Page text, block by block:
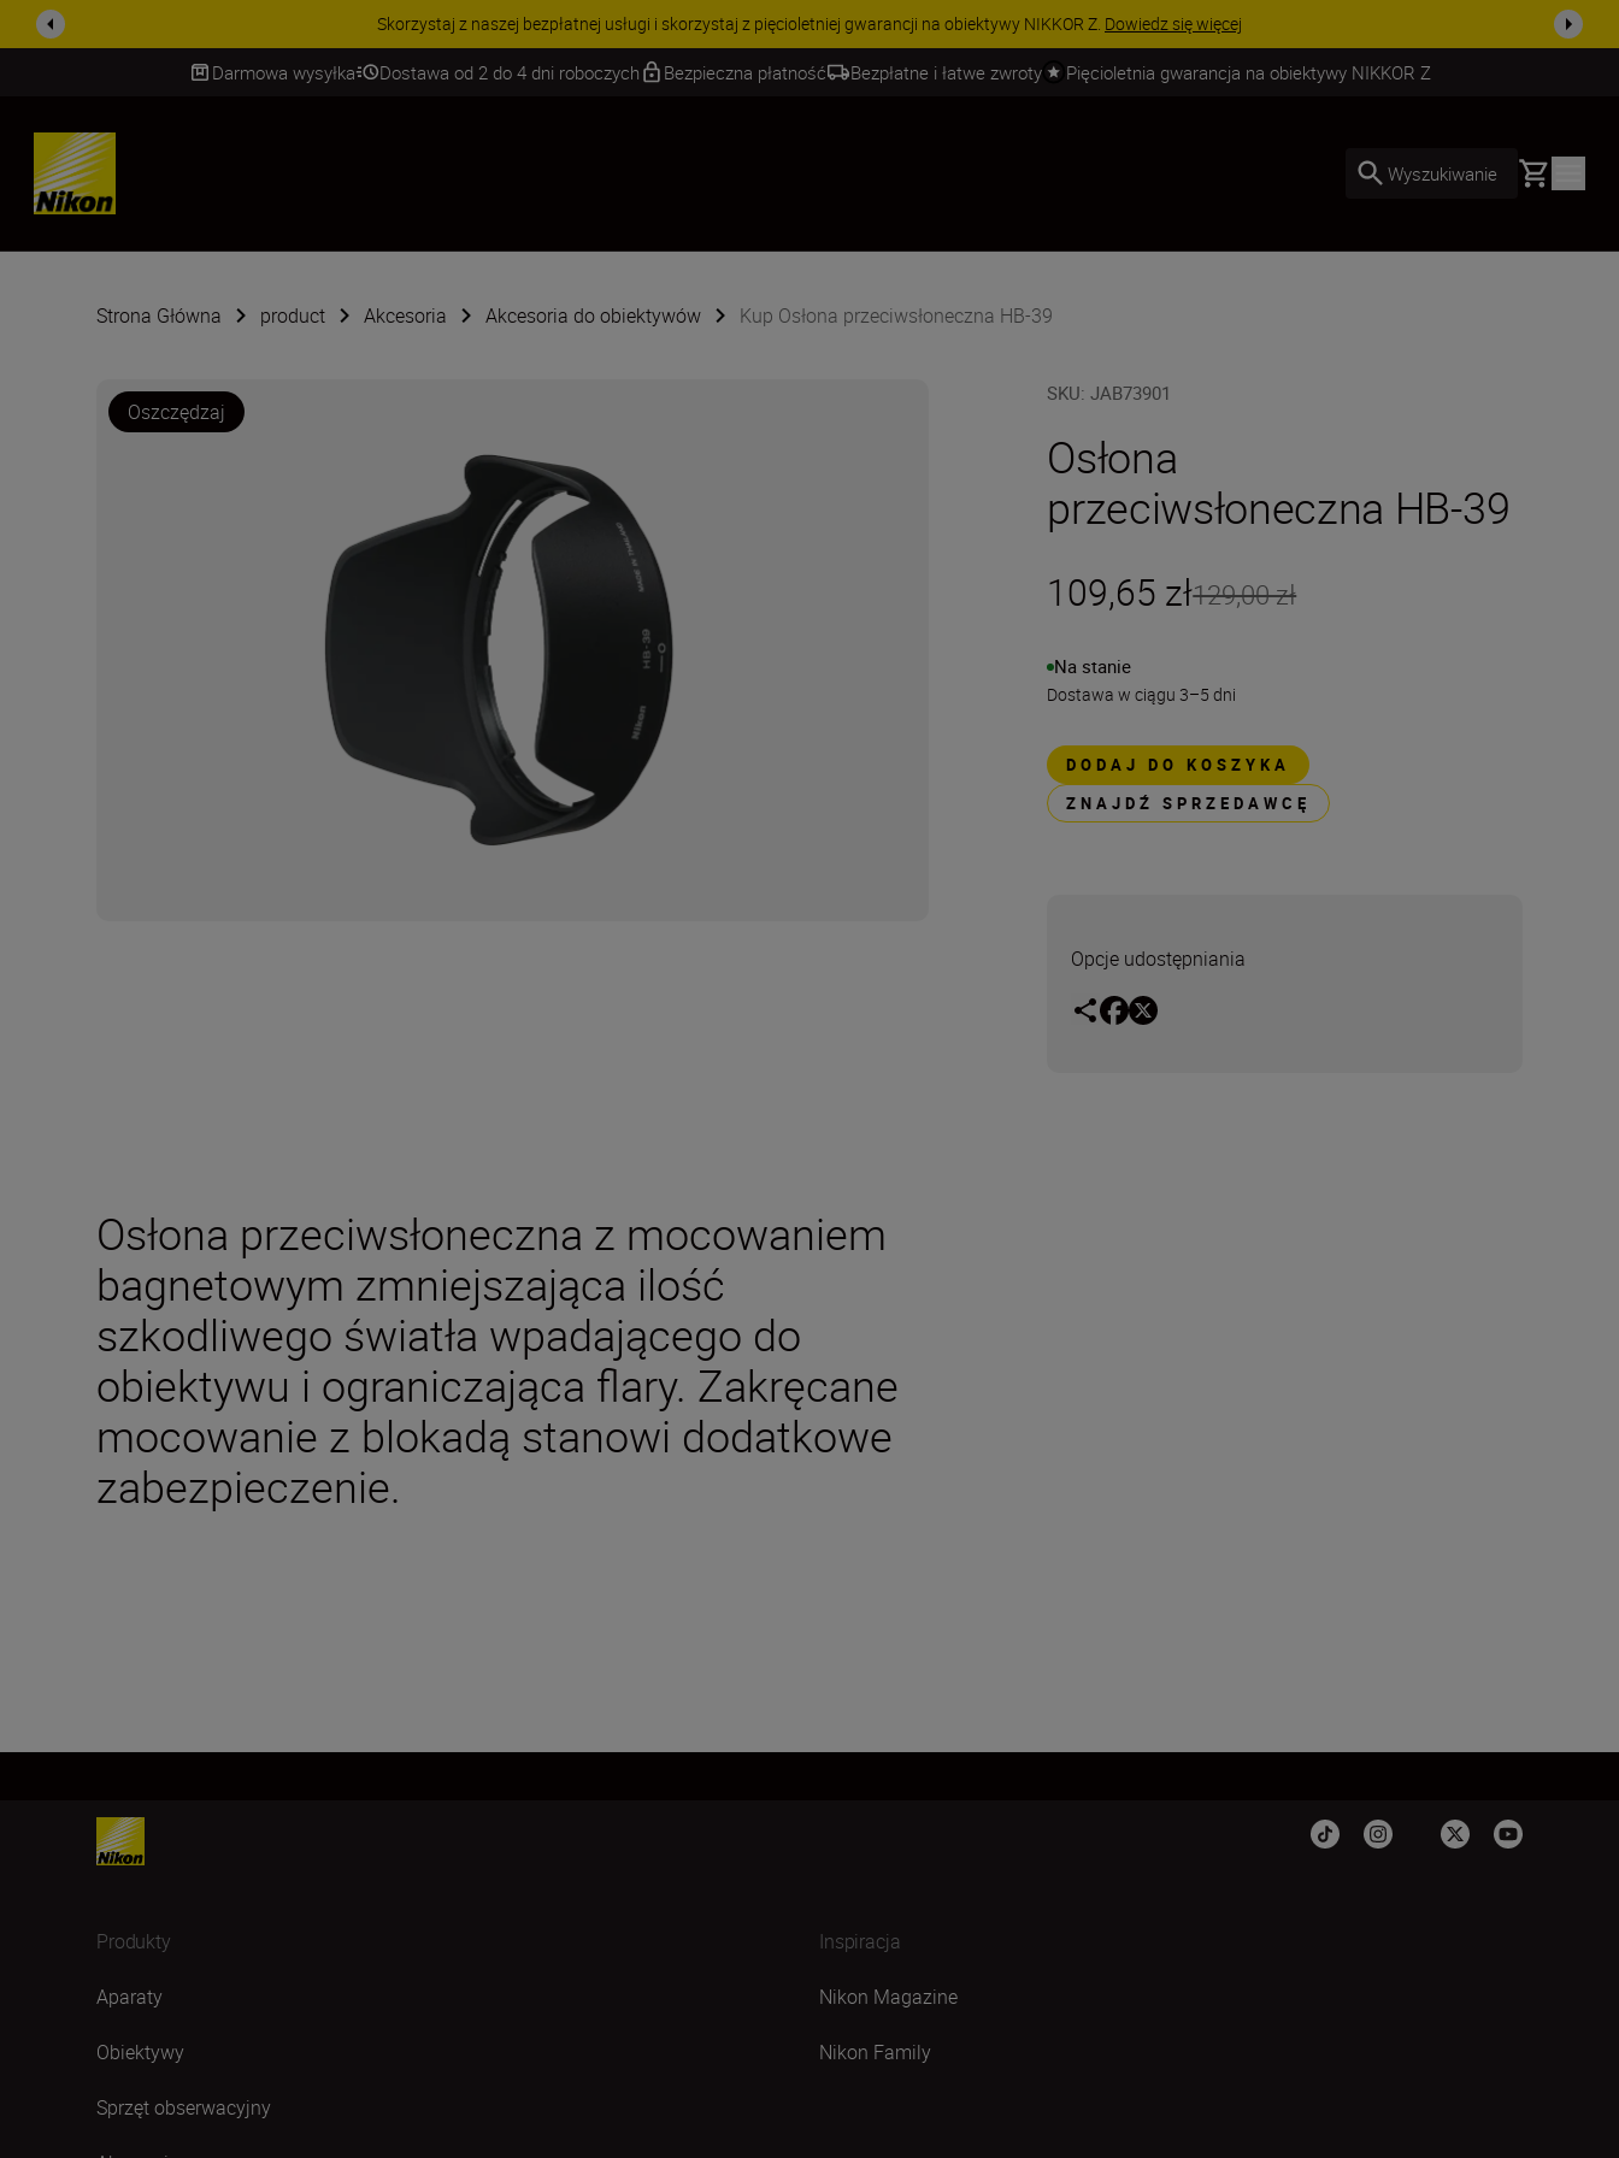
Skorzystaj z naszej bezpłatnej usługi i skorzystaj z pięcioletniej gwarancji na obiektywy NIKKOR Z.Dowiedz się więcej
Darmowa wysyłka Dostawa od 2 do 4 dni roboczych Bezpieczna płatność Bezpłatne i łatwe zwroty Pięcioletnia gwarancja na obiektywy NIKKOR Z
SKIP
Wyszukiwanie Basket
Strona Główna product Akcesoria Akcesoria do obiektywów Kup Osłona przeciwsłoneczna HB-39
Oszczędzaj
SKU:JAB73901
Osłona
przeciwsłoneczna HB-39
109,65 zł129,00 zł
Na stanie
Dostawa w ciągu 3–5 dni
DODAJ DO KOSZYKA
ZNAJDŹ SPRZEDAWCĘ
Opcje udostępniania
Osłona przeciwsłoneczna z mocowaniem
bagnetowym zmniejszająca ilość
szkodliwego światła wpadającego do
obiektywu i ograniczająca flary. Zakręcane
mocowanie z blokadą stanowi dodatkowe
zabezpieczenie.
Produkty
Aparaty
Obiektywy
Sprzęt obserwacyjny
Inspiracja
Nikon Magazine
Nikon Family